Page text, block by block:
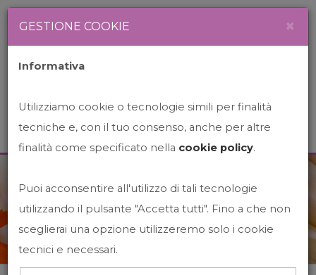
News&Events
GESTIONE COOKIE ×
Informativa
Utilizziamo cookie o tecnologie simili per finalità
tecniche e, con il tuo consenso, anche per altre
finalità come specificato nella cookie policy.
Puoi acconsentire all'utilizzo di tali tecnologie
utilizzando il pulsante "Accetta tutti". Fino a che non
sceglierai una opzione utilizzeremo solo i cookie
tecnici e necessari.